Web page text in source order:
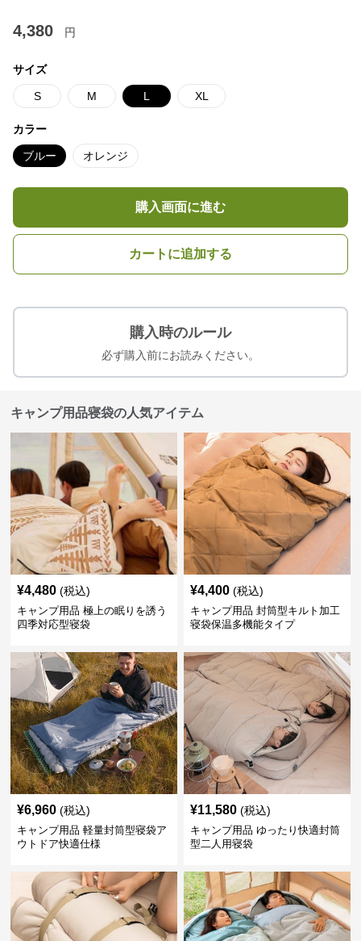
4,380 円
サイズ
S M L XL
カラー
ブルー オレンジ
購入画面に進む
カートに追加する
購入時のルール
必ず購入前にお読みください。
キャンプ用品寝袋の人気アイテム
¥4,480 (税込)
キャンプ用品 極上の眠りを誘う
四季対応型寝袋
¥4,400 (税込)
キャンプ用品 封筒型キルト加工
寝袋保温多機能タイプ
¥6,960 (税込)
キャンプ用品 軽量封筒型寝袋ア
ウトドア快適仕様
¥11,580 (税込)
キャンプ用品 ゆったり快適封筒
型二人用寝袋